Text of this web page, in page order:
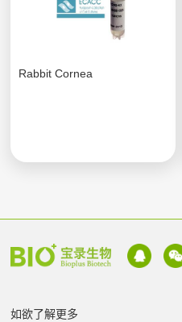
Rabbit Cornea
如欲了解更多